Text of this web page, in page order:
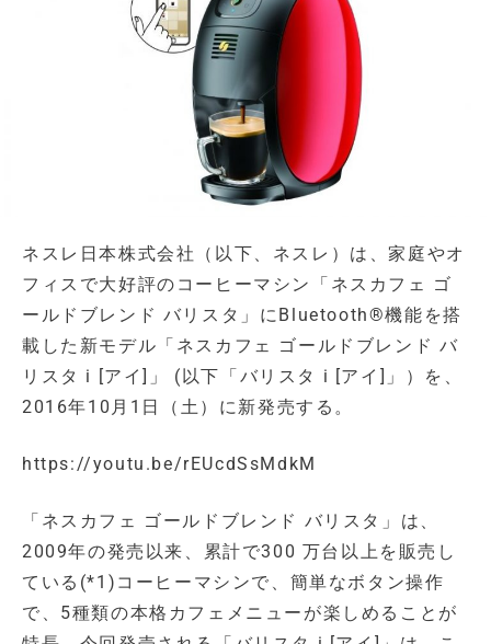
ネスレ日本株式会社（以下、ネスレ）は、家庭やオ
フィスで大好評のコーヒーマシン「ネスカフェ ゴ
ールドブレンド バリスタ」にBluetooth®機能を搭
載した新モデル「ネスカフェ ゴールドブレンド バ
リスタ i [アイ]」 (以下「バリスタ i [アイ]」）を、
2016年10月1日（土）に新発売する。
https://youtu.be/rEUcdSsMdkM
「ネスカフェ ゴールドブレンド バリスタ」は、
2009年の発売以来、累計で300 万台以上を販売し
ている(*1)コーヒーマシンで、簡単なボタン操作
で、5種類の本格カフェメニューが楽しめることが